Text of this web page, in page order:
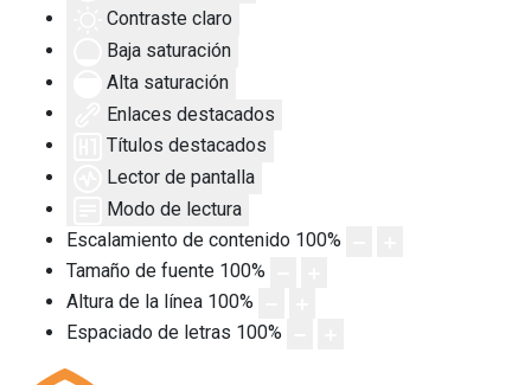
Contraste claro
Baja saturación
Alta saturación
Enlaces destacados
Títulos destacados
Lector de pantalla
Modo de lectura
Escalamiento de contenido 100%
Tamaño de fuente 100%
Altura de la línea 100%
Espaciado de letras 100%